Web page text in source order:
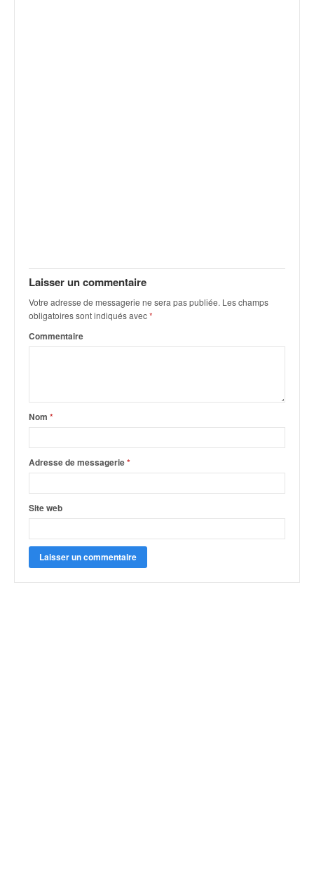
Laisser un commentaire
Votre adresse de messagerie ne sera pas publiée. Les champs
obligatoires sont indiqués avec*
Commentaire
Nom *
Adresse de messagerie*
Site web